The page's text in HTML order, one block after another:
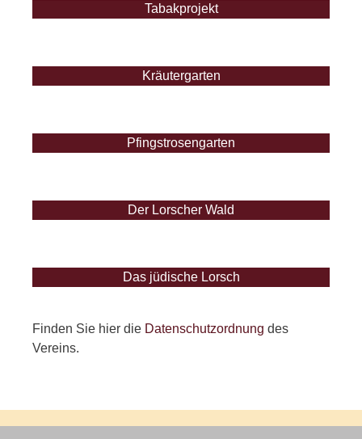
Tabakprojekt
Kräutergarten
Pfingstrosengarten
Der Lorscher Wald
Das jüdische Lorsch
Finden Sie hier die Datenschutzordnung des
Vereins.